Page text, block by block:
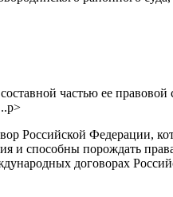
частью ее правовой
Российской Федерации,
и способны порождать
договорах